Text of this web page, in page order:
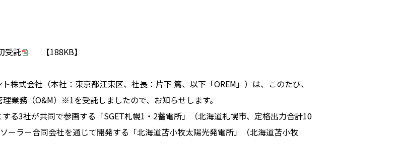
受託
【188KB】
株式会社（本社：東京都江東区、社長：片下 篤、以下「OREM」）は、このたび、
業務（O&M）※1を受託しましたので、お知らせします。
る3社が共同で参画する「SGET札幌1・2蓄電所」（北海道札幌市、定格出力合計10
ーラー合同会社を通じて開発する「北海道苫小牧太陽光発電所」（北海道苫小牧